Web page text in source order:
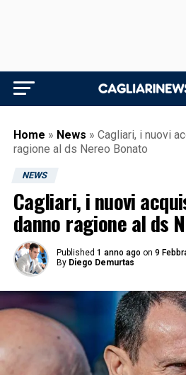
Home » News » Cagliari, i nuovi
ragione al ds Nereo Bonato
NEWS
Cagliari, i nuovi
danno ragione al ds
Published 1 anno ago on 9
By Diego Demurtas